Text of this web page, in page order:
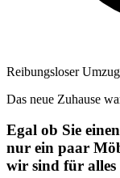
Reibungsloser
Das neue Zuhause
Egal ob Sie
nur ein paar
wir sind für alles